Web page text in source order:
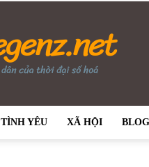
TÌNH YÊU XÃ HỘI BLOG